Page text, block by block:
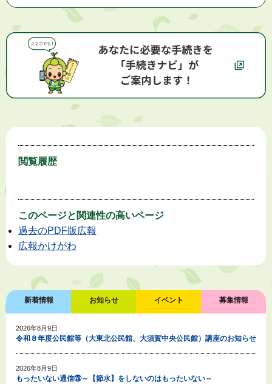
閲覧履歴
このページと 関連性の高いページ
過去のPDF版広報
広報かけがわ
新着情報 お知らせ イベント 募集情報
2026年8月9日
令和８年度公民館等（大東北公民館、大須賀中央公民館）講座のお知らせ
2026年8月9日
もったいない通信㉘～【節水】をしないのはもったいない～